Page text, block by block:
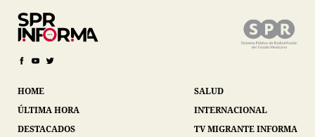
HOME
ÚLTIMA HORA
DESTACADOS
SALUD
INTERNACIONAL
TV MIGRANTE INFORMA